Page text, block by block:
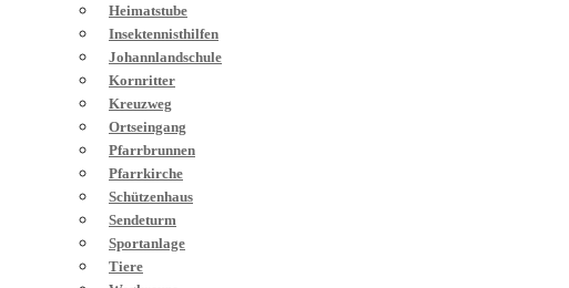
Heimatstube
Insektennisthilfen
Johannlandschule
Kornritter
Kreuzweg
Ortseingang
Pfarrbrunnen
Pfarrkirche
Schützenhaus
Sendeturm
Sportanlage
Tiere